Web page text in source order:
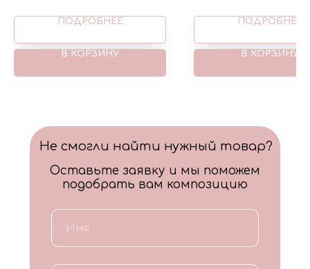
ПОДРОБНЕЕ
В КОРЗИНУ
ПОДРОБНЕЕ
В КОРЗИНУ
Не смогли найти нужный товар?
Оставьте заявку и мы поможем
подобрать вам композицию